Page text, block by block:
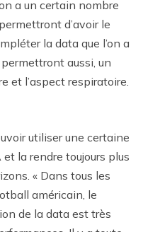
a un certain nombre
d’avoir le
la data que l’on a
aussi, un
et l’aspect respiratoire.
utiliser une certaine
la rendre toujours plus
« Dans tous les
américain, le
de la data est très